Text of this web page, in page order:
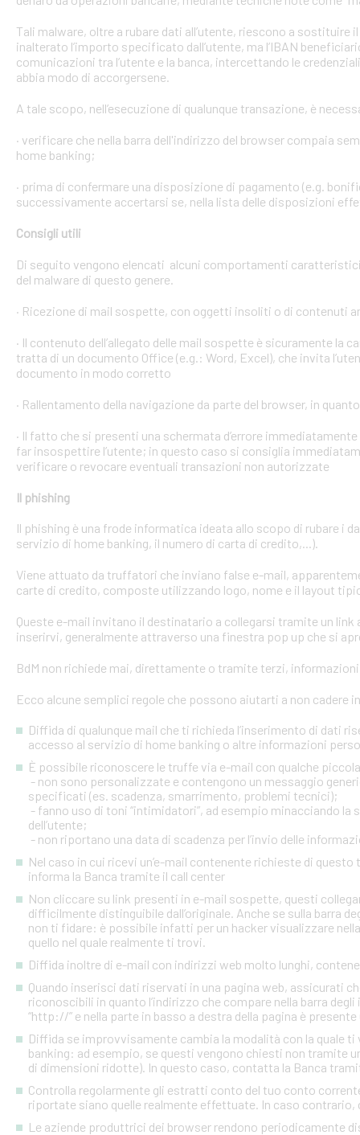
Tali malware, oltre a rubare dati all’utente, riescono a
inalterato l’importo specificato dall’utente, ma l’IBAN
comunicazioni tra l’utente e la banca, intercettando le
abbia modo di accorgersene.
A tale scopo, nell’esecuzione di qualunque transazione, è
· verificare che nella barra dell'indirizzo del browser compaia
home banking;
· prima di confermare una disposizione di pagamento (e.g.
successivamente accertarsi se, nella lista delle disposizioni
Consigli utili
Di seguito vengono elencati alcuni comportamenti
del malware di questo genere.
· Ricezione di mail sospette, con oggetti insoliti o di contenuti
· Il contenuto dell’allegato delle mail sospette è sicuramente
tratta di un documento Office (e.g.: Word, Excel), che invita
documento in modo corretto
· Rallentamento della navigazione da parte del browser, in
· Il fatto che si presenti una schermata d’errore
far insospettire l’utente; in questo caso si consiglia
verificare o revocare eventuali transazioni non autorizzate
Il phishing
Il phishing è una frode informatica ideata allo scopo di rubare i
servizio di home banking, il numero di carta di credito,...).
Viene attuato da truffatori che inviano false e-mail,
carte di credito, composte utilizzando logo, nome e il layout
Queste e-mail invitano il destinatario a collegarsi tramite un
inserirvi, generalmente attraverso una finestra pop up che si
BdM non richiede mai, direttamente o tramite terzi,
Ecco alcune semplici regole che possono aiutarti a non cadere
Diffida di qualunque mail che ti richieda l’inserimento di dati
accesso al servizio di home banking o altre informazioni
È possibile riconoscere le truffe via e-mail con qualche
- non sono personalizzate e contengono un messaggio
specificati (es. scadenza, smarrimento, problemi tecnici);
- fanno uso di toni “intimidatori”, ad esempio minacciando
dell’utente;
- non riportano una data di scadenza per l’invio delle
Nel caso in cui ricevi un’e-mail contenente richieste di
informa la Banca tramite il call center
Non cliccare su link presenti in e-mail sospette, questi
difficilmente distinguibile dall’originale. Anche se sulla barra
non ti fidare: è possibile infatti per un hacker visualizzare
quello nel quale realmente ti trovi.
Diffida inoltre di e-mail con indirizzi web molto lunghi,
Quando inserisci dati riservati in una pagina web, assicurati
riconoscibili in quanto l’indirizzo che compare nella barra
“http://” e nella parte in basso a destra della pagina è
Diffida se improvvisamente cambia la modalità con la quale
banking: ad esempio, se questi vengono chiesti non tramite
di dimensioni ridotte). In questo caso, contatta la Banca
Controlla regolarmente gli estratti conto del tuo conto
riportate siano quelle realmente effettuate. In caso
Le aziende produttrici dei browser rendono periodicamente